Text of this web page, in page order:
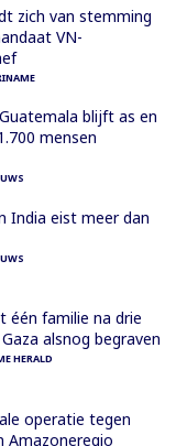
zich van stemming
VN-
blijft as en
mensen
India eist meer dan
één familie na drie
alsnog begraven
HERALD
operatie tegen
Amazoneregio